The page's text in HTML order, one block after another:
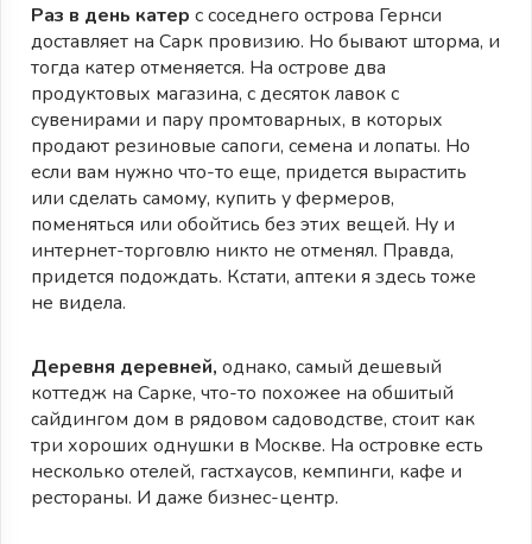
Раз в день катер с соседнего острова Гернси
доставляет на Сарк провизию. Но бывают шторма, и
тогда катер отменяется. На острове два
продуктовых магазина, с десяток лавок с
сувенирами и пару промтоварных, в которых
продают резиновые сапоги, семена и лопаты. Но
если вам нужно что-то еще, придется вырастить
или сделать самому, купить у фермеров,
поменяться или обойтись без этих вещей. Ну и
интернет-торговлю никто не отменял. Правда,
придется подождать. Кстати, аптеки я здесь тоже
не видела.
Деревня деревней, однако, самый дешевый
коттедж на Сарке, что-то похожее на обшитый
сайдингом дом в рядовом садоводстве, стоит как
три хороших однушки в Москве. На островке есть
несколько отелей, гастхаусов, кемпинги, кафе и
рестораны. И даже бизнес-центр.